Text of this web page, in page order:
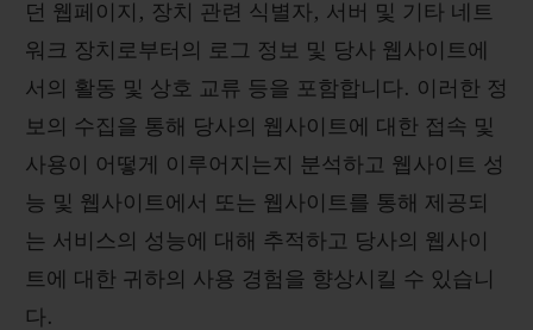
던 웹페이지, 장치 관련 식별자, 서버 및 기타 네트
워크 장치로부터의 로그 정보 및 당사 웹사이트에
서의 활동 및 상호 교류 등을 포함합니다. 이러한 정
보의 수집을 통해 당사의 웹사이트에 대한 접속 및
사용이 어떻게 이루어지는지 분석하고 웹사이트 성
능 및 웹사이트에서 또는 웹사이트를 통해 제공되
는 서비스의 성능에 대해 추적하고 당사의 웹사이
트에 대한 귀하의 사용 경험을 향상시킬 수 있습니
다.